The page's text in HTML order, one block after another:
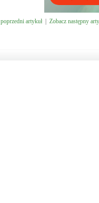
artykuł| Zobacz następny